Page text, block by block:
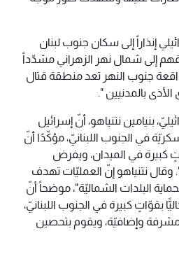
إنذاراً إلى سكان جنوب لبنان
إلى شمال نهر الزهراني مشدّداً
جنوب النهر تعد منطقة قتال
بالمدنيين ".
بنيامين نتنياهو، أنّ إسرائيل
في الجنوب اللبنانيّ، مؤكّدًا أنّ
كبيرة في الميدان، ويفرض
نتنياهو إنّ العمليّات تهدف
البلدات الشماليّة"، موضحاً أنّ
بقوّاتٍ كبيرة في الجنوب اللبنانيّ،
وإضافيّة، ويقوم بتحصين